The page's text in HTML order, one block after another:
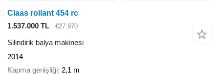
Claas rollant 454 rc
1.537.000 TL
€27.970
Silindirik balya makinesi
2014
Kapma genişliği 2,1 m